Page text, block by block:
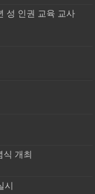
성 인권 교육 교사
식 개최
시